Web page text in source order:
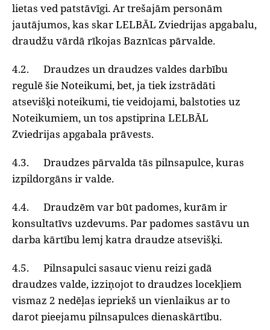
lietas ved patstāvīgi. Ar trešajām personām
jautājumos, kas skar LELBĀL Zviedrijas apgabalu,
draudžu vārdā rīkojas Baznīcas pārvalde.
4.2. Draudzes un draudzes valdes darbību
regulē šie Noteikumi, bet, ja tiek izstrādāti
atsevišķi noteikumi, tie veidojami, balstoties uz
Noteikumiem, un tos apstiprina LELBĀL
Zviedrijas apgabala prāvests.
4.3. Draudzes pārvalda tās pilnsapulce, kuras
izpildorgāns ir valde.
4.4. Draudzēm var būt padomes, kurām ir
konsultatīvs uzdevums. Par padomes sastāvu un
darba kārtību lemj katra draudze atsevišķi.
4.5. Pilnsapulci sasauc vienu reizi gadā
draudzes valde, izziņojot to draudzes locekļiem
vismaz 2 nedēļas iepriekš un vienlaikus ar to
darot pieejamu pilnsapulces dienaskārtību.